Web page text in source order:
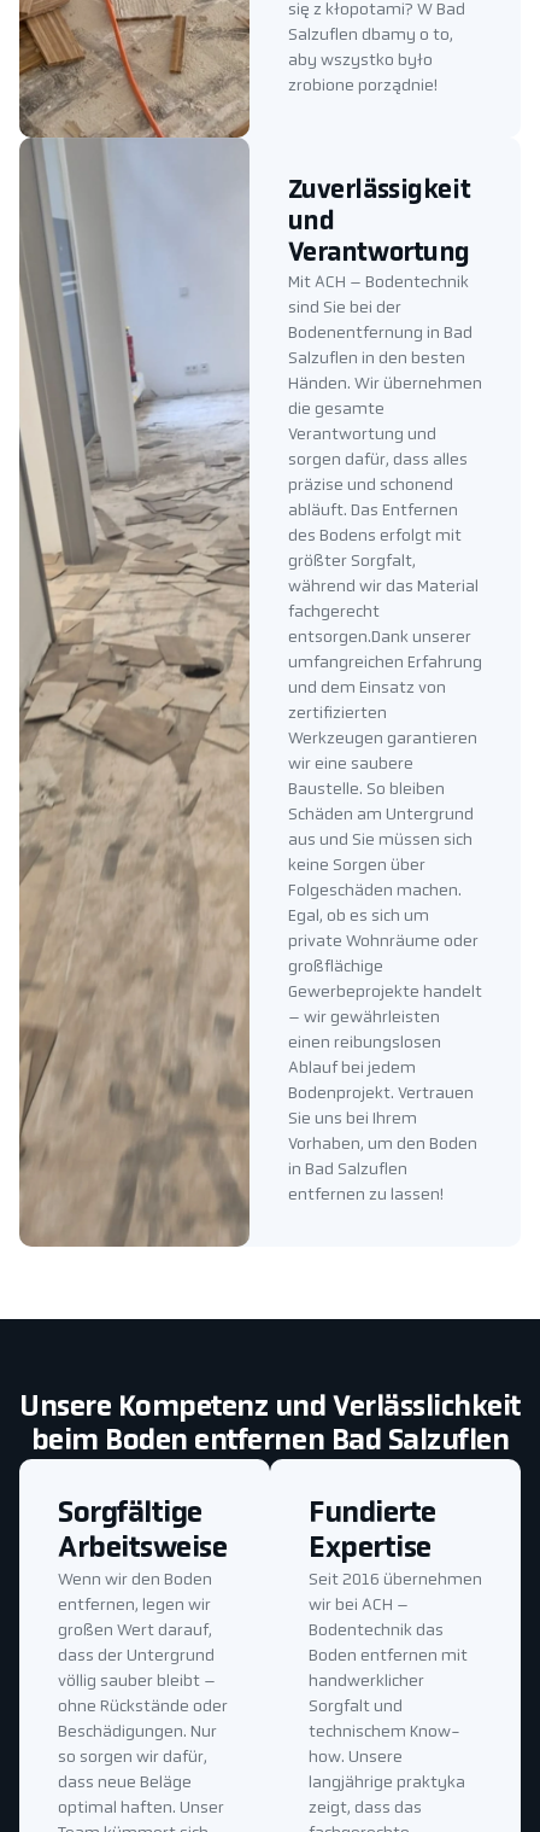
się z kłopotami? W Bad
Salzuflen dbamy o to,
aby wszystko było
zrobione porządnie!
Zuverlässigkeit
und
Verantwortung
Mit ACH – Bodentechnik
sind Sie bei der
Bodenentfernung in Bad
Salzuflen in den besten
Händen. Wir übernehmen
die gesamte
Verantwortung und
sorgen dafür, dass alles
präzise und schonend
abläuft. Das Entfernen
des Bodens erfolgt mit
größter Sorgfalt,
während wir das Material
fachgerecht
entsorgen.Dank unserer
umfangreichen Erfahrung
und dem Einsatz von
zertifizierten
Werkzeugen garantieren
wir eine saubere
Baustelle. So bleiben
Schäden am Untergrund
aus und Sie müssen sich
keine Sorgen über
Folgeschäden machen.
Egal, ob es sich um
private Wohnräume oder
großflächige
Gewerbeprojekte handelt
– wir gewährleisten
einen reibungslosen
Ablauf bei jedem
Bodenprojekt. Vertrauen
Sie uns bei Ihrem
Vorhaben, um den Boden
in Bad Salzuflen
entfernen zu lassen!
Unsere Kompetenz und Verlässlichkeit
beim Boden entfernen Bad Salzuflen
Fundierte
Expertise
Seit 2016 übernehmen
wir bei ACH –
Bodentechnik das
Boden entfernen mit
handwerklicher
Sorgfalt und
technischem Know-
how. Unsere
langjährige praktyka
zeigt, dass das
Sorgfältige
Arbeitsweise
Wenn wir den Boden
entfernen, legen wir
großen Wert darauf,
dass der Untergrund
völlig sauber bleibt –
ohne Rückstände oder
Beschädigungen. Nur
so sorgen wir dafür,
dass neue Beläge
optimal haften. Unser